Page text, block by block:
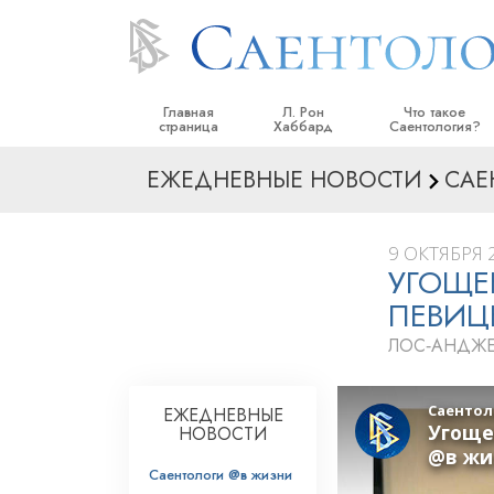
Главная
страница
Л. Рон
Хаббард
Что такое
Саентология?
Верования и
Что саентологи
Саентологии
Познакомьтесь
Основные
Введение в
ЕЖЕДНЕВНЫЕ НОВОСТИ
9 ОКТЯБРЯ
ЕЖЕДНЕВНЫЕ
НОВОСТИ
Саентологи @в жизни